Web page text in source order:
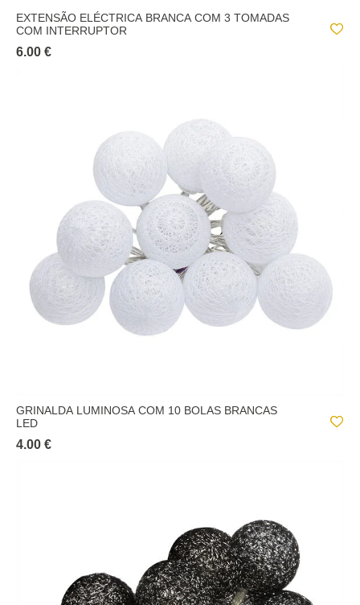
EXTENSÃO ELÉCTRICA BRANCA COM 3 TOMADAS
COM INTERRUPTOR
6.00 €
GRINALDA LUMINOSA COM 10 BOLAS BRANCAS
LED
4.00 €